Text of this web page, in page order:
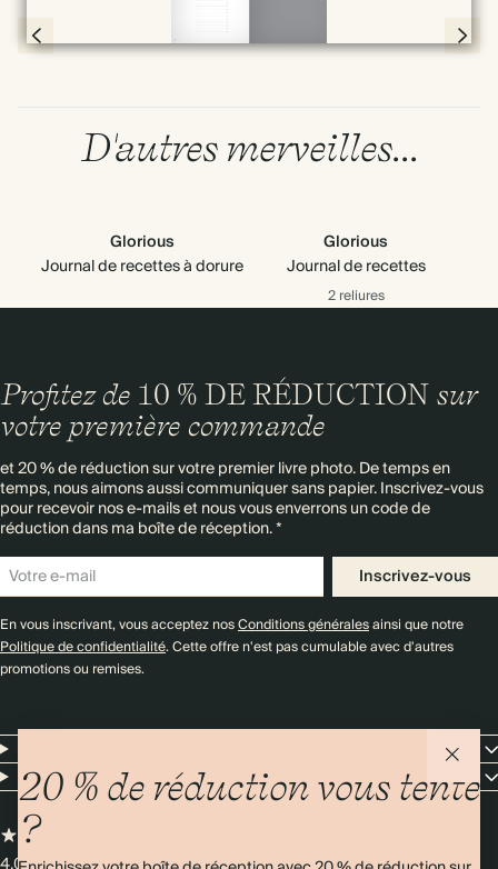
D'autres merveilles...
Glorious
Journal de recettes à dorure
Glorious
Journal de recettes
2 reliures
20 % de réduction vous tente
?
Profitez de 10 % DE RÉDUCTION sur
votre première commande
et 20 % de réduction sur votre premier livre photo. De temps en
temps, nous aimons aussi communiquer sans papier. Inscrivez-vous
pour recevoir nos e-mails et nous vous enverrons un code de
réduction dans ma boîte de réception. *
Inscrivez-vous
En vous inscrivant, vous acceptez nosConditions généralesainsi que notre
Politique de confidentialité. Cette offre n'est pas cumulable avec d'autres
promotions ou remises.
Entreprise